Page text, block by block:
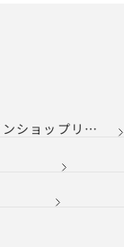
ショップリニ